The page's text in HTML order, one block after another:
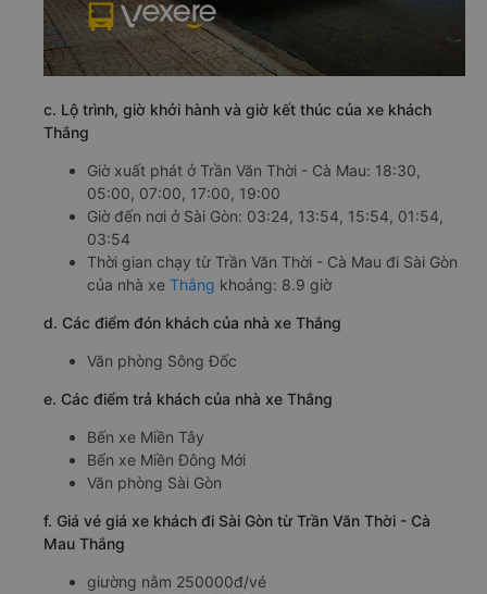
c. Lộ trình, giờ khởi hành và giờ kết thúc của xe khách
Thắng
Giờ xuất phát ở Trần Văn Thời - Cà Mau: 18:30,
05:00, 07:00, 17:00, 19:00
Giờ đến nơi ở Sài Gòn: 03:24, 13:54, 15:54, 01:54,
03:54
Thời gian chạy từ Trần Văn Thời - Cà Mau đi Sài Gòn
của nhà xe Thắng khoảng: 8.9 giờ
d. Các điểm đón khách của nhà xe Thắng
Văn phòng Sông Đốc
e. Các điểm trả khách của nhà xe Thắng
Bến xe Miền Tây
Bến xe Miền Đông Mới
Văn phòng Sài Gòn
f. Giá vé giá xe khách đi Sài Gòn từ Trần Văn Thời - Cà
Mau Thắng
giường nằm 250000đ/vé